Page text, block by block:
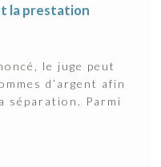
la prestation
le juge peut
d’argent afin
séparation. Parmi